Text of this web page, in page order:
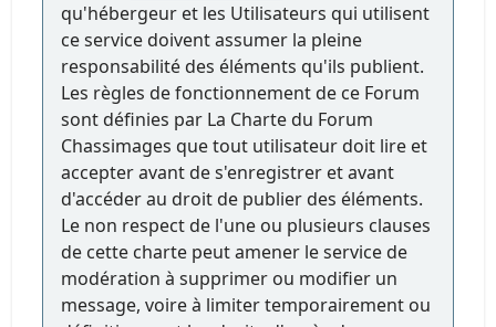
qu'hébergeur et les Utilisateurs qui utilisent
ce service doivent assumer la pleine
responsabilité des éléments qu'ils publient.
Les règles de fonctionnement de ce Forum
sont définies par La Charte du Forum
Chassimages que tout utilisateur doit lire et
accepter avant de s'enregistrer et avant
d'accéder au droit de publier des éléments.
Le non respect de l'une ou plusieurs clauses
de cette charte peut amener le service de
modération à supprimer ou modifier un
message, voire à limiter temporairement ou